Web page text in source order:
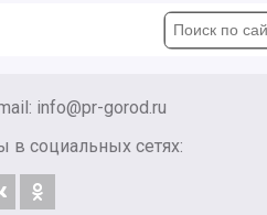
info@pr-gorod.ru
в социальных сетях: